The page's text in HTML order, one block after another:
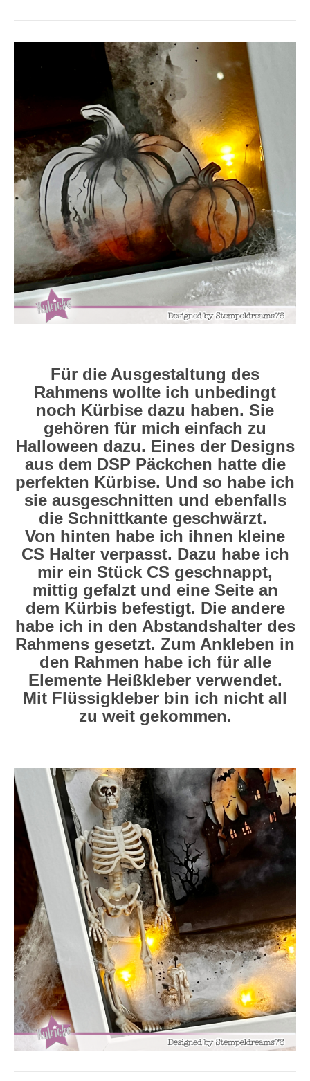
Für die Ausgestaltung des
Rahmens wollte ich unbedingt
noch Kürbise dazu haben. Sie
gehören für mich einfach zu
Halloween dazu. Eines der Designs
aus dem DSP Päckchen hatte die
perfekten Kürbise. Und so habe ich
sie ausgeschnitten und ebenfalls
die Schnittkante geschwärzt.
Von hinten habe ich ihnen kleine
CS Halter verpasst. Dazu habe ich
mir ein Stück CS geschnappt,
mittig gefalzt und eine Seite an
dem Kürbis befestigt. Die andere
habe ich in den Abstandshalter des
Rahmens gesetzt. Zum Ankleben in
den Rahmen habe ich für alle
Elemente Heißkleber verwendet.
Mit Flüssigkleber bin ich nicht all
zu weit gekommen.